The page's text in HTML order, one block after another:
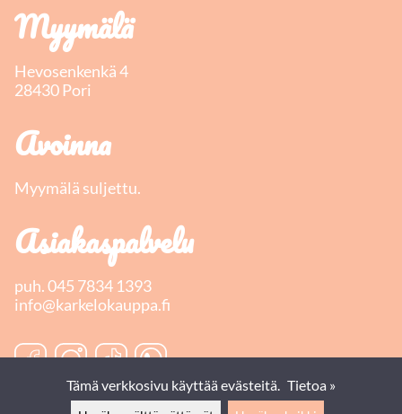
Myymälä
Hevosenkenkä 4
28430 Pori
Avoinna
Myymälä suljettu.
Asiakaspalvelu
puh.045 7834 1393
info@karkelokauppa.fi
Tämä verkkosivu käyttää evästeitä. Tietoa »